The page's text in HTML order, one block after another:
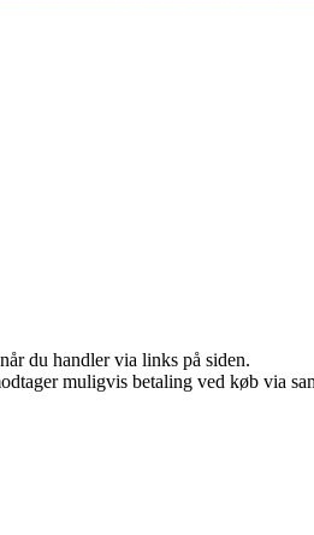
du handler via links på siden.
muligvis betaling ved køb via